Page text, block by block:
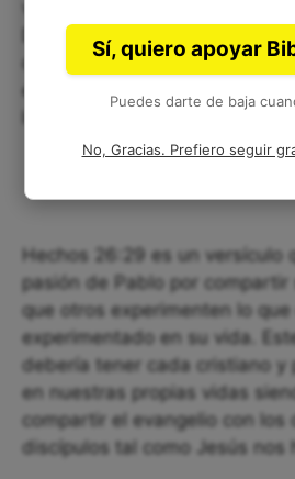
Debemos estar
del evangelio y hacer
enfrentar oposición o
Hechos 26:29 es un versículo
pasión de Pablo por
que otros experimenten lo que
experimentado en su vida.
debería tener cada cristiano y
en nuestras propias vidas
compartir el evangelio con los
discípulos tal como Jesús nos
Sí, quiero apoyar
Puedes darte de baja
No, Gracias. Prefiero seguir